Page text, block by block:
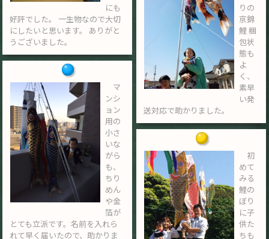
にも
好評でした。 一生物なので大切
にしたいと思います。 ありがと
うございました。
りの
京錦
鯉 梱
包状
態も
よ
く、
素早
い発
送対応で助かりました。
マ
ンシ
ョン
用の
小さ
いな
がら
も、
ちり
めん
や金
箔が
とても立派です。名前を入れら
れて早く届いたので、助かりま
初
めて
みる
鯉の
ぼり
に子
供た
ちも